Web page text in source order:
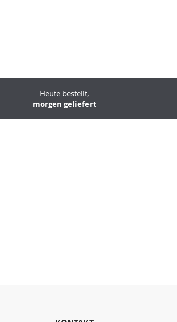
Heute bestellt,
morgen geliefert